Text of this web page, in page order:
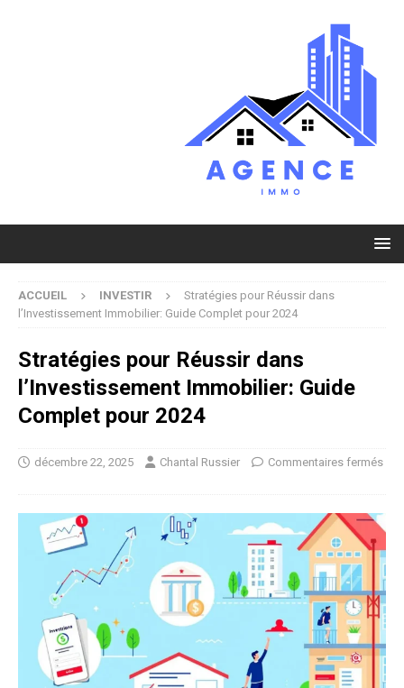
ACCUEIL INVESTIR
Stratégies pour Réussir dans
l’Investissement Immobilier: Guide Complet pour 2024
Stratégies pour Réussir dans
l’Investissement Immobilier: Guide
Complet pour 2024
décembre 22, 2025 Chantal Russier Commentaires fermés